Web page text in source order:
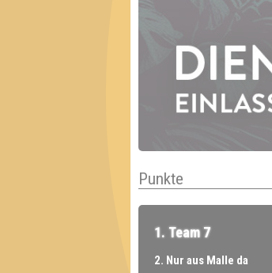
Punkte
1. Team 7
2. Nur aus Malle da